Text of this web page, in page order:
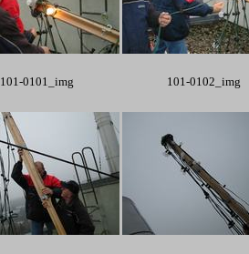
101-0101_img 101-0102_img